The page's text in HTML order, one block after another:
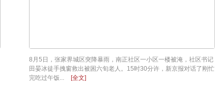
8月5日，张家界城区突降暴雨，南正社区一小区一楼被淹，社区书记
田晏冰徒手拽窗救出被困六旬老人。15时30分许，新京报对话了刚忙
完吃过午饭...
[全文]